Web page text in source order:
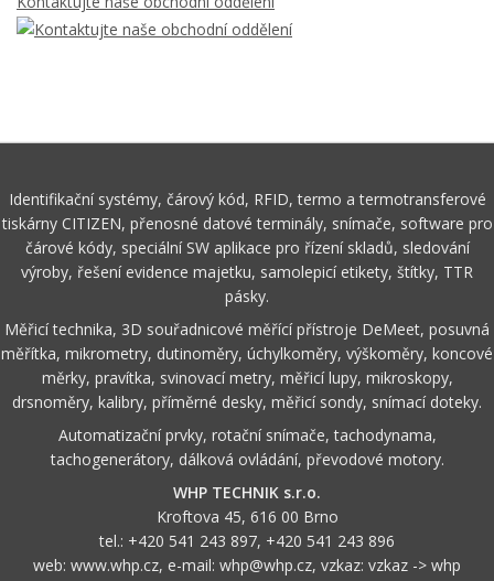
Identifikační systémy, čárový kód, RFID, termo a termotransferové
tiskárny CITIZEN, přenosné datové terminály, snímače, software pro
čárové kódy, speciální SW aplikace pro řízení skladů, sledování
výroby, řešení evidence majetku, samolepicí etikety, štítky, TTR
pásky.
Měřicí technika, 3D souřadnicové měřící přístroje DeMeet, posuvná
měřítka, mikrometry, dutinoměry, úchylkoměry, výškoměry, koncové
měrky, pravítka, svinovací metry, měřicí lupy, mikroskopy,
drsnoměry, kalibry, příměrné desky, měřicí sondy, snímací doteky.
Automatizační prvky, rotační snímače, tachodynama,
tachogenerátory, dálková ovládání, převodové motory.
WHP TECHNIK s.r.o.
Kroftova 45, 616 00 Brno
tel.: +420 541 243 897, +420 541 243 896
web: www.whp.cz, e-mail: whp@whp.cz, vzkaz: vzkaz -> whp